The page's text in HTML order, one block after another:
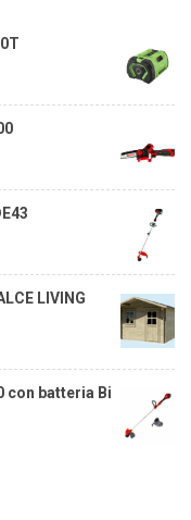
LIVING
con batteria Bi